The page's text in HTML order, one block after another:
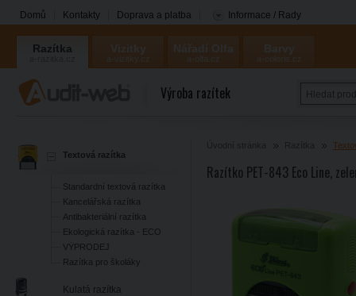
Domů Kontakty Doprava a platba Informace / Rady
Razítka
Coloris
Výroba razítek
Razítko PET-843 Eco Line,
Textová razítka
Standardní textová razítka
Kancelářská razítka
Antibakteriální razítka
Ekologická razítka - ECO
VÝPRODEJ
Razítka pro školáky
Kulatá razítka